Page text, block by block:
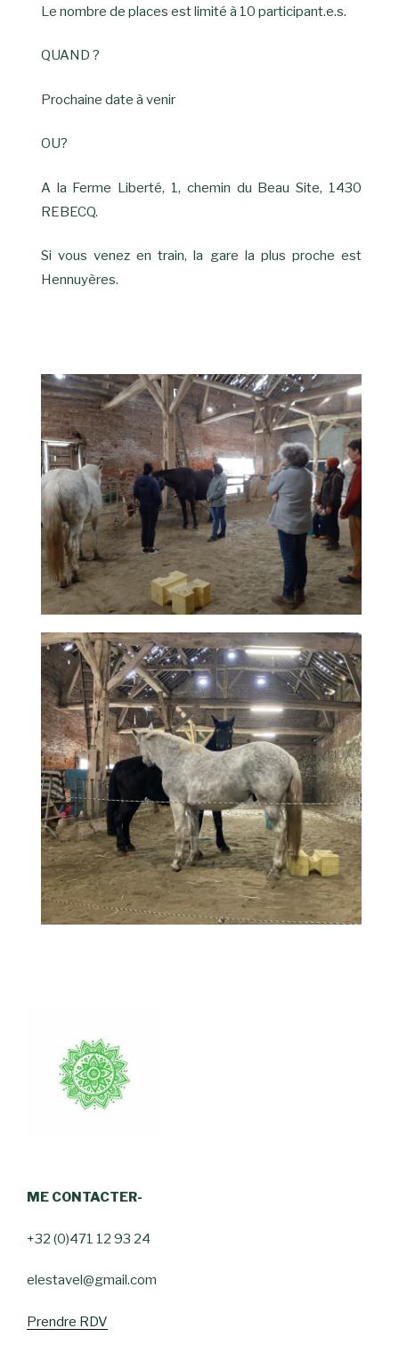
Le nombre de places est limité à 10 participant.e.s.
QUAND ?
Prochaine date à venir
OU?
A la Ferme Liberté, 1, chemin du Beau Site, 1430
REBECQ.
Si vous venez en train, la gare la plus proche est
Hennuyères.
ME CONTACTER-
+32 (0)471 12 93 24
elestavel@gmail.com
Prendre RDV